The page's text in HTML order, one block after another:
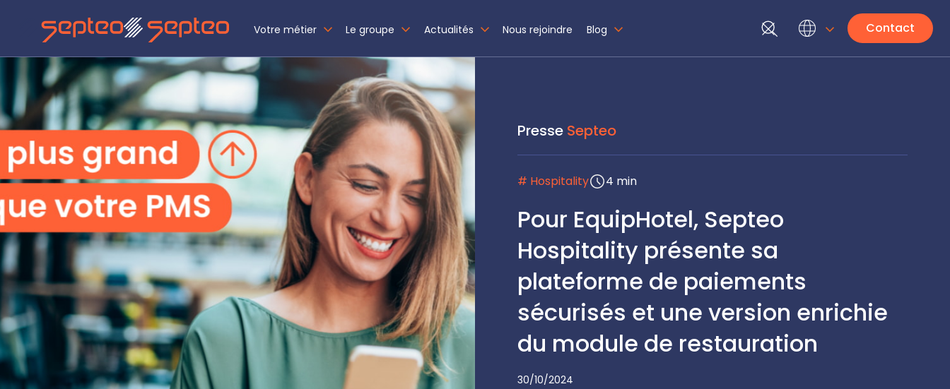
Votre métier Le groupe Actualités Nous rejoindre Blog Contact
Presse Septeo
# Hospitality 4 min
Pour EquipHotel, Septeo
Hospitality présente sa
plateforme de paiements
sécurisés et une version enrichie
du module de restauration
30/10/2024